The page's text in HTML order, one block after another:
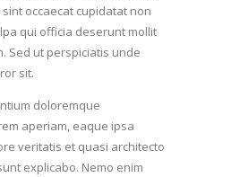
occaecat cupidatat non
qui officia deserunt mollit
Sed ut perspiciatis unde
sit.
doloremque
aperiam, eaque ipsa
veritatis et quasi architecto
explicabo. Nemo enim